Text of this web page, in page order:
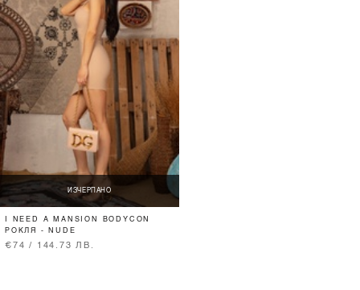
ИЗЧЕРПАНО
I NEED A MANSION BODYCON
РОКЛЯ - NUDE
€74 / 144.73 ЛВ.